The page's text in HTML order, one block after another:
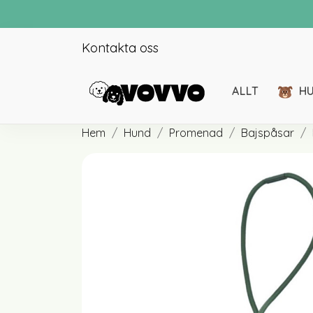
Kontakta oss
ALLT
Hem Hund Promenad Bajspåsar